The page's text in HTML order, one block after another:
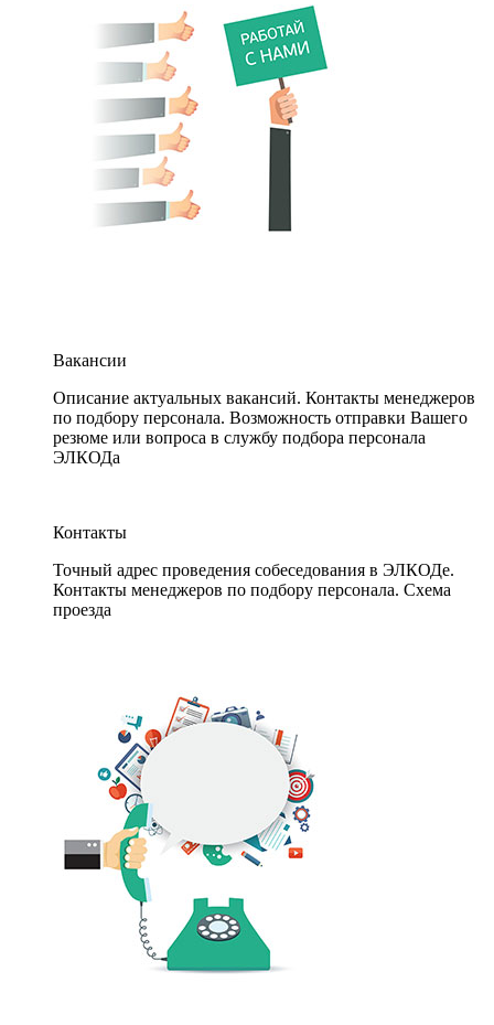
Вакансии
Описание актуальных вакансий. Контакты менеджеров
по подбору персонала. Возможность отправки Вашего
резюме или вопроса в службу подбора персонала
ЭЛКОДа
Контакты
Точный адрес проведения собеседования в ЭЛКОДе.
Контакты менеджеров по подбору персонала. Схема
проезда